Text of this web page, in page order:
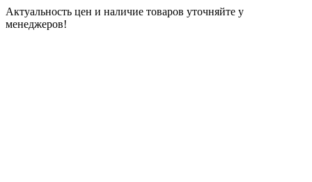
Актуальность цен и наличие товаров уточняйте у
менеджеров!